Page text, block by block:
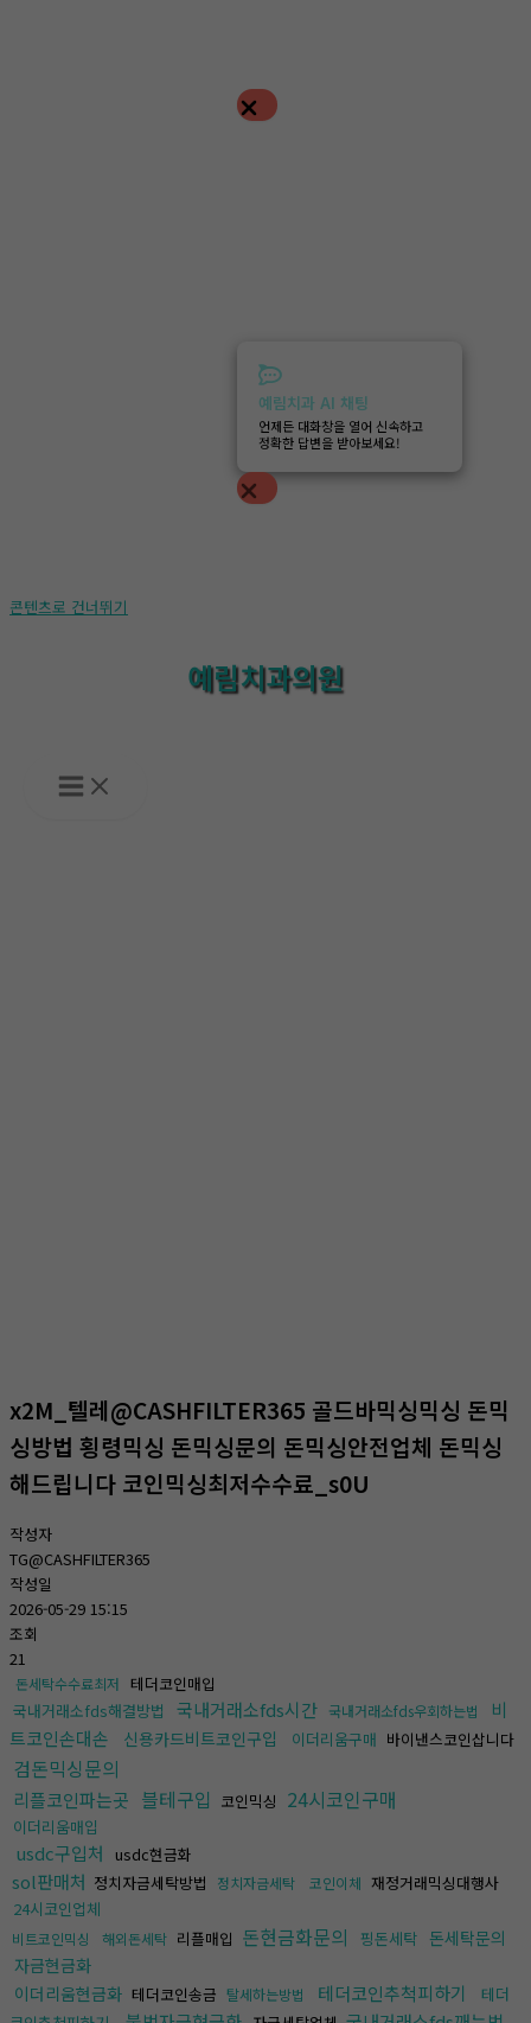
예림치과 AI 채팅
언제든 대화창을 열어 신속하고
정확한 답변을 받아보세요!
콘텐츠로 건너뛰기
예림치과의원
x2M_텔레@CASHFILTER365 골드바믹싱믹싱 돈믹
싱방법 횡령믹싱 돈믹싱문의 돈믹싱안전업체 돈믹싱
해드립니다 코인믹싱최저수수료_s0U
작성자
TG@CASHFILTER365
작성일
2026-05-29 15:15
조회
21
돈세탁수수료최저 테더코인매입
국내거래소fds해결방법
국내거래소fds시간 국내거래소fds우회하는법
비
트코인손대손
신용카드비트코인구입 이더리움구매 바이낸스코인삽니다
검돈믹싱문의
리플코인파는곳 블테구입 코인믹싱 24시코인구매
이더리움매입
usdc구입처 usdc현금화
sol판매처 정치자금세탁방법 정치자금세탁 코인이체 재정거래믹싱대행사
24시코인업체
비트코인믹싱 해외돈세탁 리플매입 돈현금화문의 핑돈세탁 돈세탁문의
자금현금화
이더리움현금화 테더코인송금 탈세하는방법 테더코인추척피하기
테더